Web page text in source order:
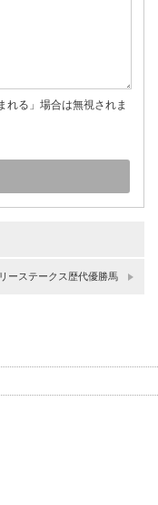
れる」場合は無視されま
ーステークス歴代優勝馬